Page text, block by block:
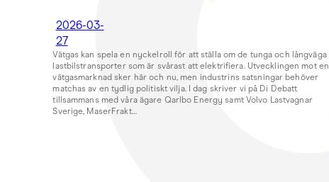
2026-03-
27
Vätgas kan spela en nyckelroll för att ställa om de tunga och långväga
lastbilstransporter som är svårast att elektrifiera. Utvecklingen mot en
vätgasmarknad sker här och nu, men industrins satsningar behöver
matchas av en tydlig politiskt vilja. I dag skriver vi på Di Debatt
tillsammans med våra ägare Qarlbo Energy samt Volvo Lastvagnar
Sverige, MaserFrakt…